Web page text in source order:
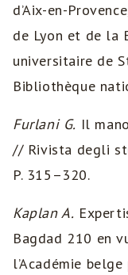
d’Aix-en-
de Lyon et de la
universitaire de
Bibliothèque
Furlani G. Il
// Rivista degli
P. 315–320.
Kaplan A.
Bagdad 210 en
l’Académie